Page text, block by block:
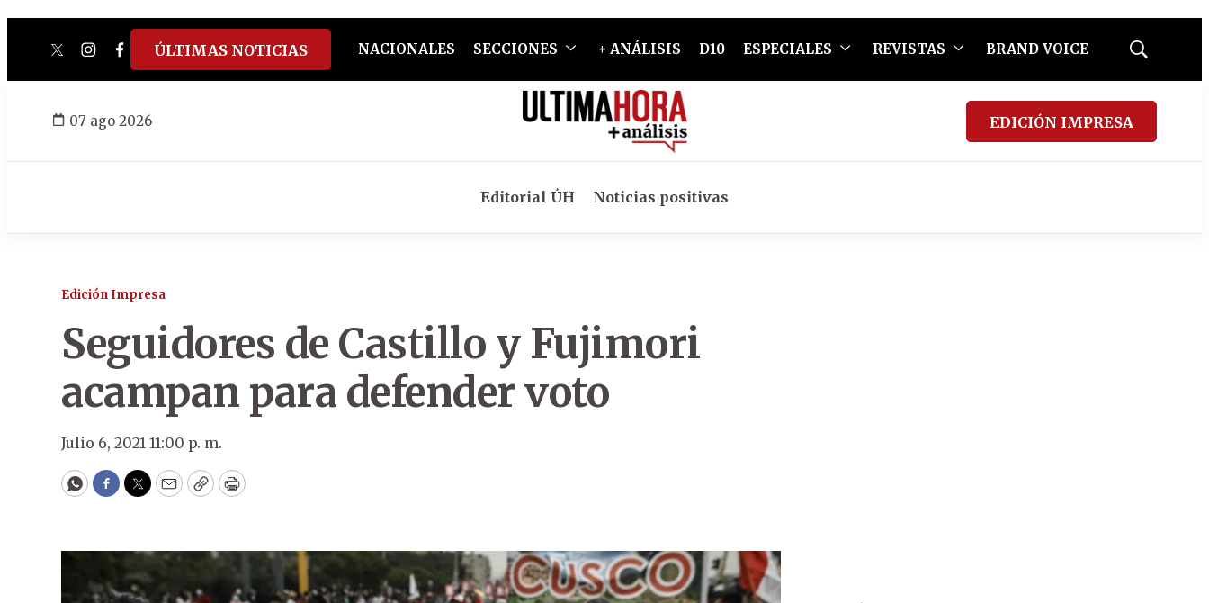
twitterinstagram
facebook
tiktokyoutube
spotify
ÚLTIMAS NOTICIAS NACIONALES SECCIONES + ANÁLISIS D10 ESPECIALES REVISTAS BRAND VOICE
Mostrar
07 ago 2026 EDICIÓN IMPRESA
Editorial ÚH Noticias positivas
Edición Impresa
Seguidores de Castillo y Fujimori
acampan para defender voto
Julio 6, 2021 11:00 p. m.
WhatsApp
Facebook
Twitter
EmailCopyPrint